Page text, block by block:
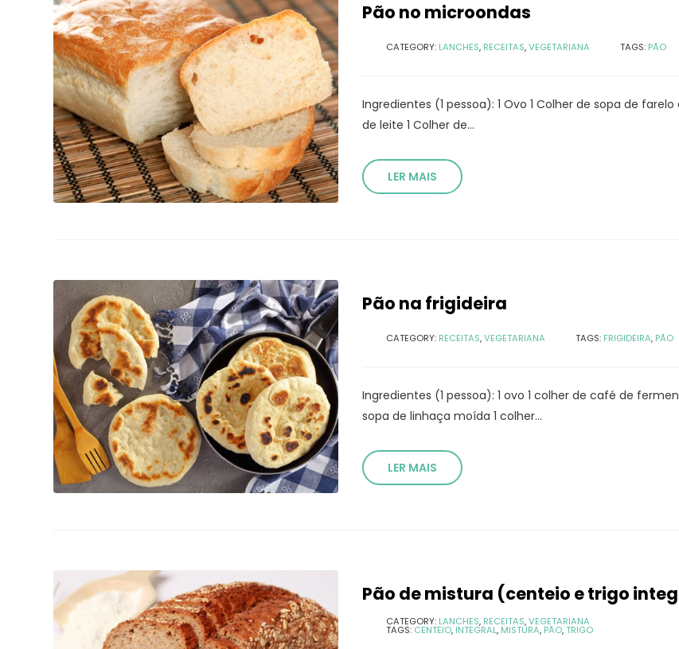
Pão no microondas
CATEGORY: LANCHES, RECEITAS,VEGETARIANA TAGS: PÃO
Ingredientes (1 pessoa): 1 Ovo 1 Colher de sopa de farelo
de leite 1 Colher de...
LER MAIS
Pão na frigideira
CATEGORY: RECEITAS,VEGETARIANA TAGS: FRIGIDEIRA, PÃO
Ingredientes (1 pessoa): 1 ovo 1 colher de café de
sopa de linhaça moída 1 colher...
LER MAIS
Pão de mistura (centeio e trigo
CATEGORY: LANCHES, RECEITAS,VEGETARIANA
TAGS: CENTEIO, INTEGRAL, MISTURA, PÃO,TRIGO